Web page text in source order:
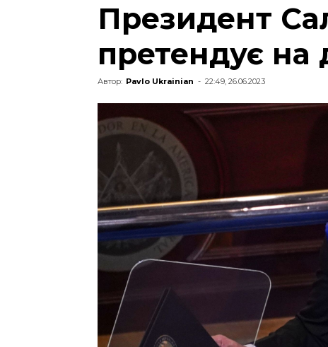
Президент
претендує на
Автор: Pavlo Ukrainian - 22:49, 26.06.2023